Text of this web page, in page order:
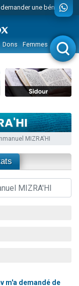
en groupe sur Zoom
ans, dans un appartement insalubre
4 personnes viennent de nous rejoindre sur WhatsApp
3 personnes viennent de nous rejoindre sur WhatsApp
5 jours de vacances aux Orphelins
Maasser
Torah-Box Music
Tsédaka : pauvres d'Israel
Dons Femmes Enfants
MIZRA'HI
m'a demandé de